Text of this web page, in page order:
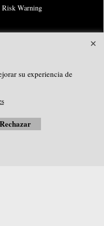
Risk Warning
su experiencia de
Rechazar